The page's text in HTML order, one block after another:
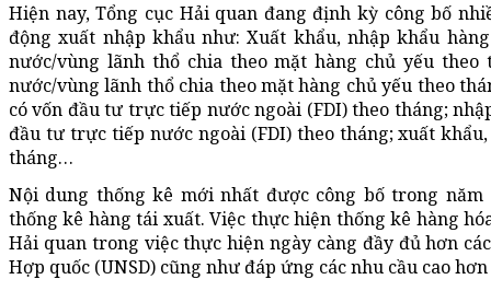
Hiện nay, Tổng cục Hải quan đang định kỳ công bố
động xuất nhập khẩu như: Xuất khẩu, nhập khẩu
nước/vùng lãnh thổ chia theo mặt hàng chủ yếu theo
nước/vùng lãnh thổ chia theo mặt hàng chủ yếu theo
có vốn đầu tư trực tiếp nước ngoài (FDI) theo tháng;
đầu tư trực tiếp nước ngoài (FDI) theo tháng; xuất
tháng…
Nội dung thống kê mới nhất được công bố trong
thống kê hàng tái xuất. Việc thực hiện thống kê hàng
Hải quan trong việc thực hiện ngày càng đầy đủ hơn
Hợp quốc (UNSD) cũng như đáp ứng các nhu cầu cao